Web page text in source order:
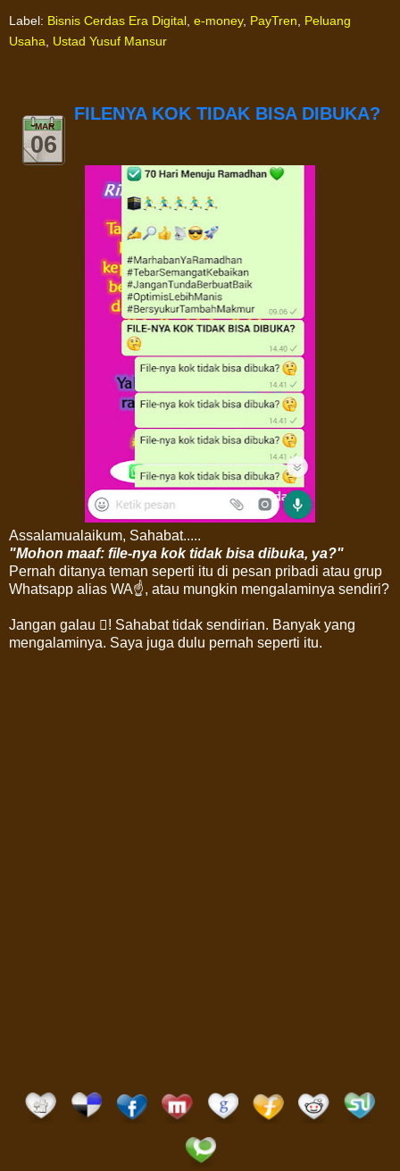
Label: Bisnis Cerdas Era Digital e-money, PayTren
Peluang
Usaha
Ustad Yusuf Mansur
MAR
06
FILENYA KOK TIDAK BISA DIBUKA?
Assalamualaikum, Sahabat.....
"Mohon maaf: file-nya kok tidak bisa dibuka, ya?"
Pernah ditanya teman seperti itu di pesan pribadi atau grup
Whatsapp alias WA☝, atau mungkin mengalaminya sendiri?
Jangan galau ! Sahabat tidak sendirian. Banyak yang
mengalaminya. Saya juga dulu pernah seperti itu.